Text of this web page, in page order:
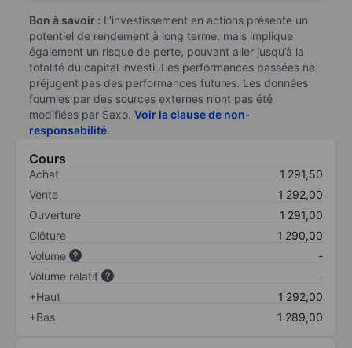
Bon à savoir : L’investissement en actions présente un
potentiel de rendement à long terme, mais implique
également un risque de perte, pouvant aller jusqu’à la
totalité du capital investi. Les performances passées ne
préjugent pas des performances futures. Les données
fournies par des sources externes n’ont pas été
modifiées par Saxo. Voir la clause de non-
responsabilité.
Cours
Achat
1 291,50
Vente
1 292,00
Ouverture
1 291,00
Clôture
1 290,00
Volume
-
Volume relatif
-
+Haut
1 292,00
+Bas
1 289,00